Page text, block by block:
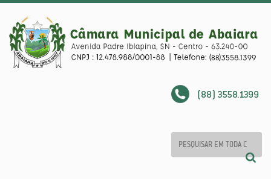
(88) 3558.1399